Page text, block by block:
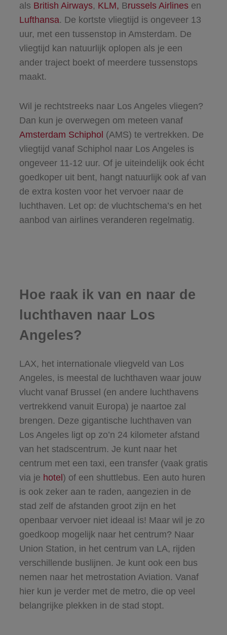
als British Airways, KLM, Brussels Airlinesen
Lufthansa. De kortste vliegtijd is ongeveer 13
uur, met een tussenstop in Amsterdam. De
vliegtijd kan natuurlijk oplopen als je een
ander traject boekt of meerdere tussenstops
maakt.
Wil je rechtstreeks naar Los Angeles vliegen?
Dan kun je overwegen om meteen vanaf
Amsterdam Schiphol (AMS) te vertrekken. De
vliegtijd vanaf Schiphol naar Los Angeles is
ongeveer 11-12 uur. Of je uiteindelijk ook écht
goedkoper uit bent, hangt natuurlijk ook af van
de extra kosten voor het vervoer naar de
luchthaven. Let op: de vluchtschema’s en het
aanbod van airlines veranderen regelmatig.
Hoe raak ik van en naar de
luchthaven naar Los
Angeles?
LAX, het internationale vliegveld van Los
Angeles, is meestal de luchthaven waar jouw
vlucht vanaf Brussel (en andere luchthavens
vertrekkend vanuit Europa) je naartoe zal
brengen. Deze gigantische luchthaven van
Los Angeles ligt op zo’n 24 kilometer afstand
van het stadscentrum. Je kunt naar het
centrum met een taxi, een transfer (vaak gratis
via je hotel ) of een shuttlebus. Een auto huren
is ook zeker aan te raden, aangezien in de
stad zelf de afstanden groot zijn en het
openbaar vervoer niet ideaal is! Maar wil je zo
goedkoop mogelijk naar het centrum? Naar
Union Station, in het centrum van LA, rijden
verschillende buslijnen. Je kunt ook een bus
nemen naar het metrostation Aviation. Vanaf
hier kun je verder met de metro, die op veel
belangrijke plekken in de stad stopt.